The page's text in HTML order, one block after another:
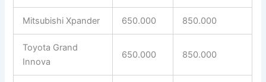
Mitsubishi Xpander 650.000 850.000
Toyota Grand
Innova
650.000 850.000